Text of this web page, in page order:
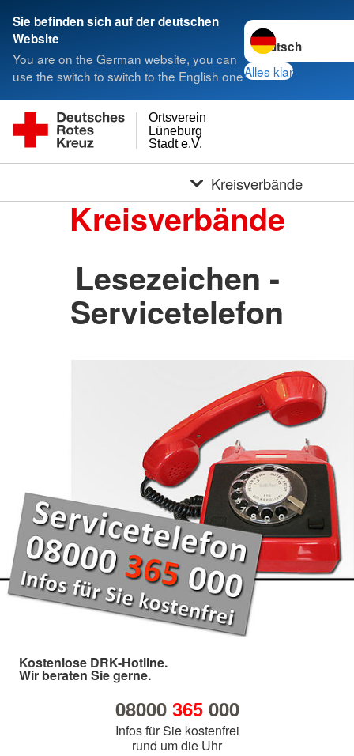
Sie befinden sich auf der deutschen
Website
You are on the German website, you can
use the switch to switch to the English one
Sprache wechseln
Alles klar
Stadt e.V.
Lüneburg
Ortsverein
Kreisverbände
Kreisverbände
Lesezeichen -
Servicetelefon
Kostenlose DRK-Hotline.
Wir beraten Sie gerne.
08000 365000
Infos für Sie kostenfrei
rund um die Uhr